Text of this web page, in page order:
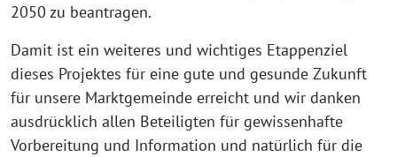
2050 zu beantragen.
Damit ist ein weiteres und wichtiges Etappenziel
dieses Projektes für eine gute und gesunde Zukunft
für unsere Marktgemeinde erreicht und wir danken
ausdrücklich allen Beteiligten für gewissenhafte
Vorbereitung und Information und natürlich für die